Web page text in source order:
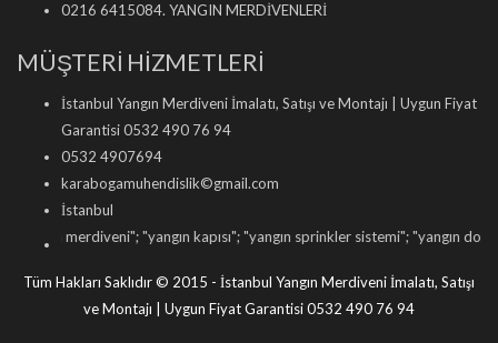
0216 6415084. YANGIN MERDİVENLERİ
MÜŞTERİ HİZMETLERİ
İstanbul Yangın Merdiveni İmalatı, Satışı ve Montajı | Uygun Fiyat
Garantisi 0532 490 76 94
0532 4907694
karabogamuhendislik©gmail.com
İstanbul
merdiveni"; "yangın kapısı"; "yangın sprinkler sistemi"; "yangın dolabı satışı
Tüm Hakları Saklıdır © 2015 - İstanbul Yangın Merdiveni İmalatı, Satışı
ve Montajı | Uygun Fiyat Garantisi 0532 490 76 94